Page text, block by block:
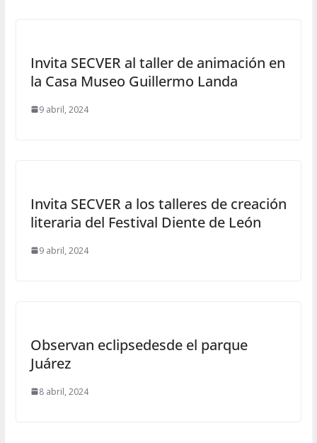
Invita SECVER al taller de animación en
la Casa Museo Guillermo Landa
9 abril, 2024
Invita SECVER a los talleres de creación
literaria del Festival Diente de León
9 abril, 2024
Observan eclipsedesde el parque
Juárez
8 abril, 2024